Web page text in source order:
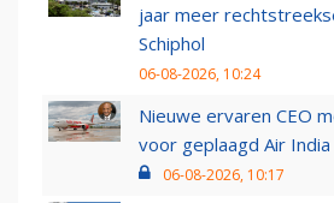
jaar meer
Schiphol
06-08-2026, 10:24
Nieuwe ervaren CEO
voor geplaagd Air India
06-08-2026, 10:17